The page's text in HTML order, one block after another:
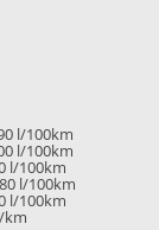
l/100km
l/100km
l/100km
l/100km
l/100km
km